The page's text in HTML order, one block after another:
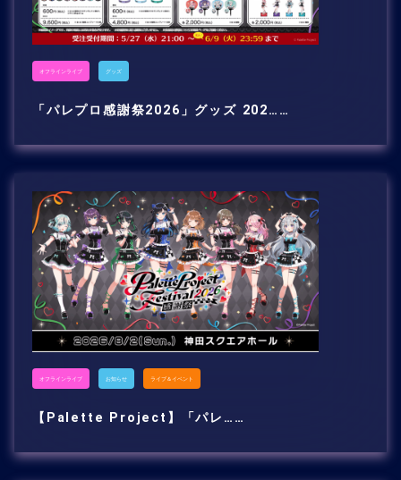
オフラインライブ グッズ
「パレプロ感謝祭2026」グッズ 202……
オフラインライブ お知らせ ライブ＆イベント
【Palette Project】「パレ……